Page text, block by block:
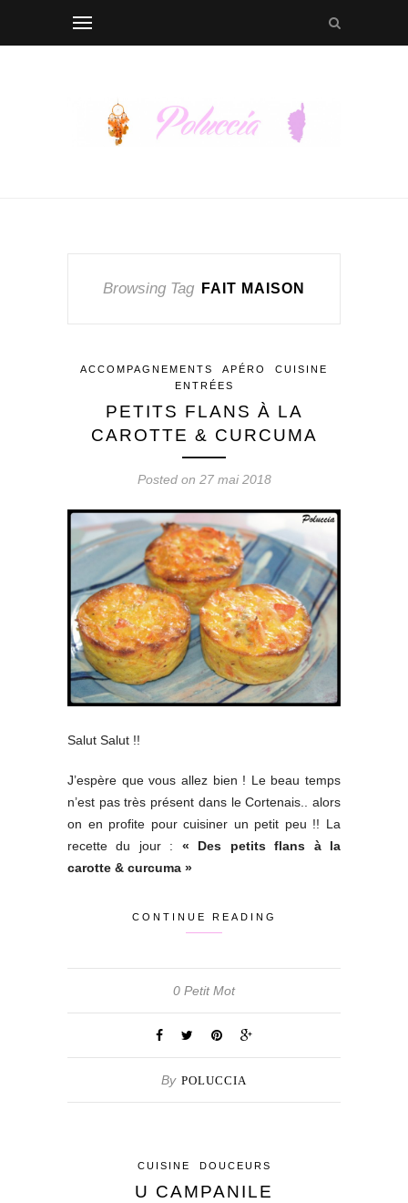
Browsing Tag FAIT MAISON
ACCOMPAGNEMENTS APÉRO
CUISINE
ENTRÉES
PETITS FLANS À LA
CAROTTE & CURCUMA
Posted on 27 mai 2018
Salut Salut !!
J’espère que vous allez bien ! Le beau temps
n’est pas très présent dans le Cortenais.. alors
on en profite pour cuisiner un petit peu !! La
recette du jour : « Des petits flans à la
carotte & curcuma »
CONTINUE READING
0 Petit Mot
By POLUCCIA
CUISINE DOUCEURS
U CAMPANILE